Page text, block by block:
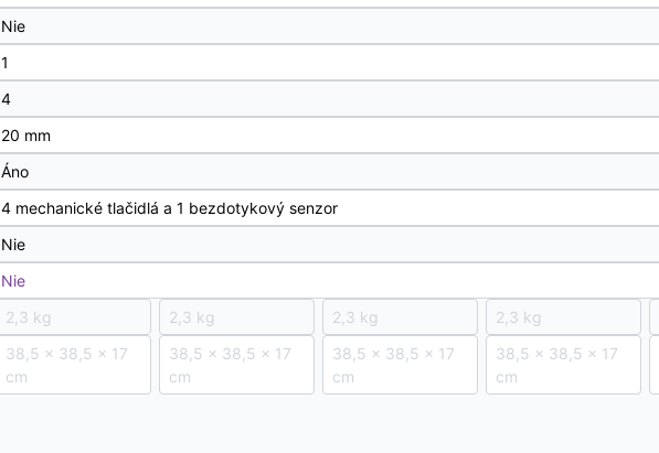
Nie
1
4
20 mm
Áno
4 mechanické tlačidlá a 1 bezdotykový senzor
Nie
Nie
2,3 kg 2,3 kg 2,3 kg 2,3 kg
38,5 × 38,5 × 17
cm
38,5 × 38,5 × 17
cm
38,5 × 38,5 × 17
cm
38,5 × 38,5 × 17
cm